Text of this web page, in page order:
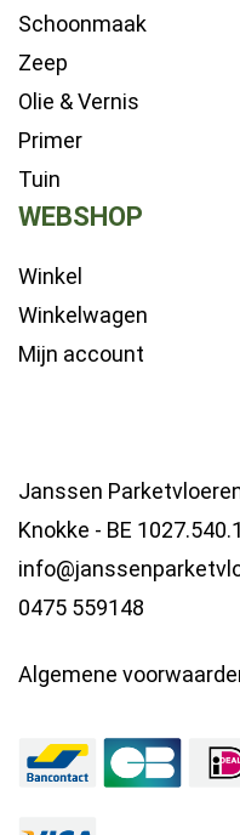
Schoonmaak
Zeep
Olie & Vernis
Primer
Tuin
WEBSHOP
Winkel
Winkelwagen
Mijn account
Janssen
Knokke - BE
0475 559148
Algemene